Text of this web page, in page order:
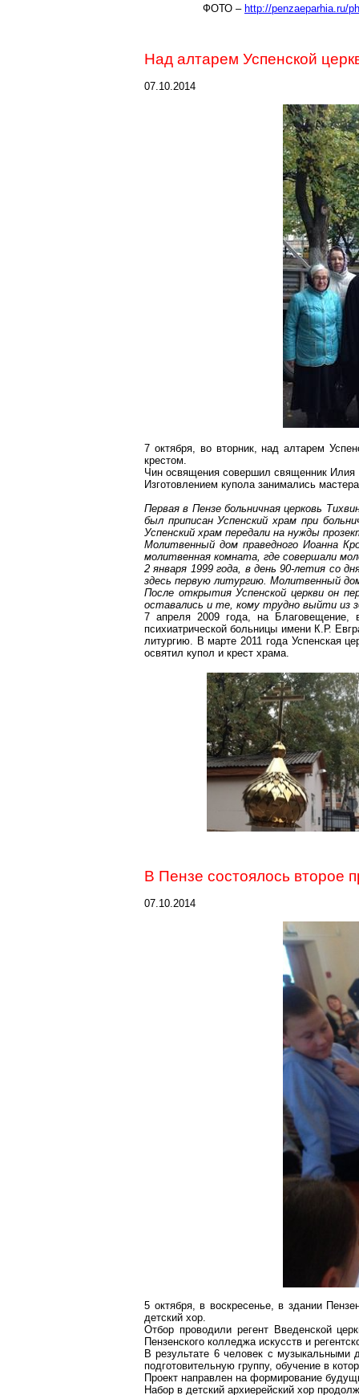
ФОТО – http://penzaeparhia.ru/
Над алтарем Успенской
07.10.2014
7 октября, во вторник, над алтарем
крестом.
Чин освящения совершил священник Илия
Изготовлением купола занимались
Первая в Пензе больничная церковь
был приписан Успенский храм при
Успенский храм передали на нужды
Молитвенный дом праведного Иоанна
молитвенная комната, где совершали
2 января 1999 года, в день 90-летия со
здесь первую литургию. Молитвенный
После открытия Успенской церкви он
оставались и те, кому трудно выйти из
7 апреля 2009 года, на Благовещение,
психиатрической больницы имени К.Р.
литургию. В марте 2011 года Успенская
освятил купол и крест храма.
В Пензе состоялось второе
07.10.2014
5 октября, в воскресенье, в здании
детский хор.
Отбор проводили регент Введенской
Пензенского колледжа искусств и
В результате 6 человек с
подготовительную группу, обучение в
Проект направлен на формирование
Набор в детский архиерейский хор